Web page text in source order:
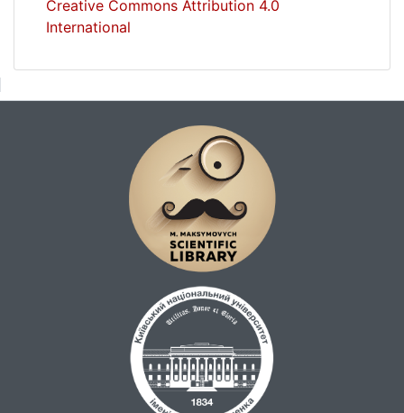
Creative Commons Attribution 4.0
International